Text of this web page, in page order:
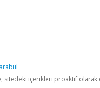
sitedeki içerikleri proaktif